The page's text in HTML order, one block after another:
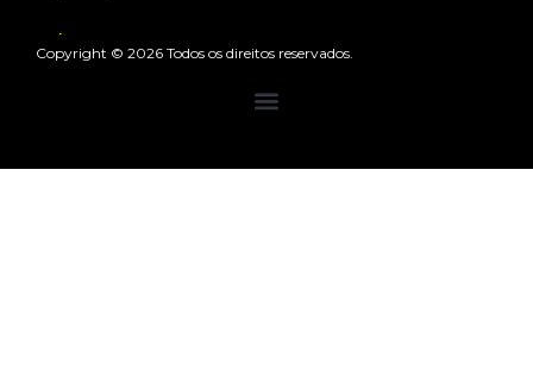
Copyright © 2026 Todos os direitos reservados.